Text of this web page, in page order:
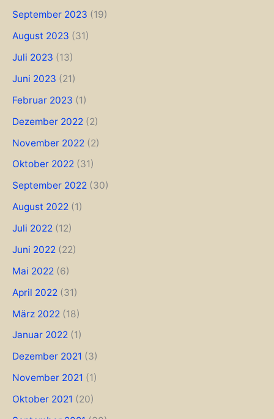
September 2023 (19)
August 2023 (31)
Juli 2023 (13)
Juni 2023 (21)
Februar 2023 (1)
Dezember 2022 (2)
November 2022 (2)
Oktober 2022 (31)
September 2022 (30)
August 2022 (1)
Juli 2022 (12)
Juni 2022 (22)
Mai 2022 (6)
April 2022 (31)
März 2022 (18)
Januar 2022 (1)
Dezember 2021 (3)
November 2021 (1)
Oktober 2021 (20)